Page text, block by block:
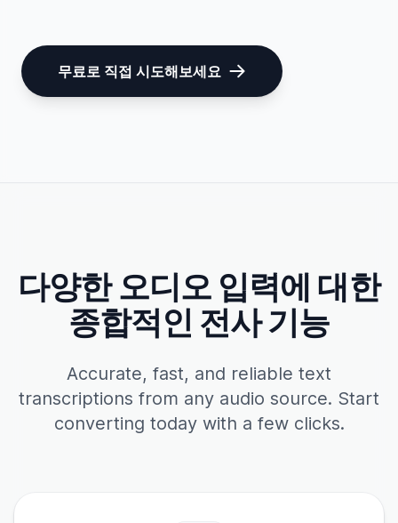
무료로 직접 시도해보세요
다양한 오디오 입력에 대한
종합적인 전사 기능
Accurate, fast, and reliable text
transcriptions from any audio source. Start
converting today with a few clicks.